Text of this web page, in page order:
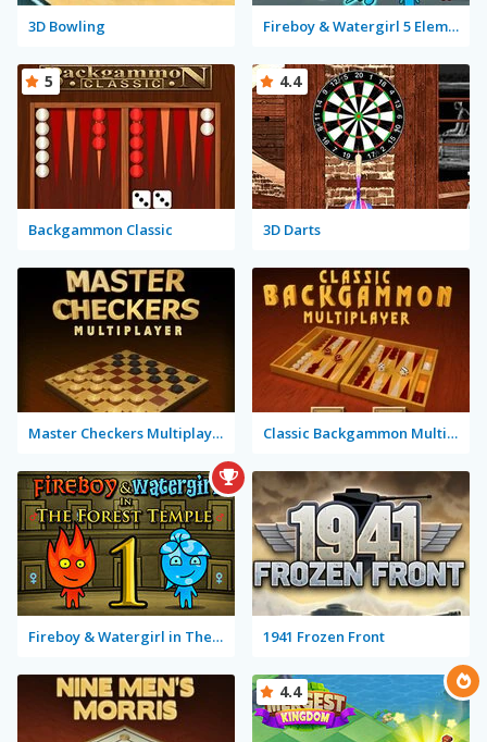
3D Bowling Fireboy & Watergirl 5 Elements
Backgammon Classic
5
3D Darts
4.4
Master Checkers Multiplayer Classic Backgammon Multiplayer
Fireboy & Watergirl in The Forest Temple 1941 Frozen Front
4.4